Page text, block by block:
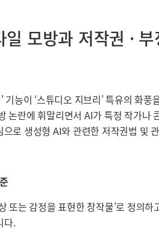
모방과 저작권 ·
능이 ‘스튜디오 지브리’ 특유의 화
논란에 휘말리면서 AI가 특정 작가
로 생성형 AI와 관련한 저작권법 및
또는 감정을 표현한 창작물’로 정의
다.